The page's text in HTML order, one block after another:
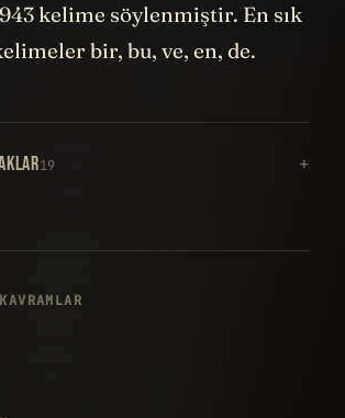
kelime söylenmiştir. En sık
bir, bu, ve, en, de.
19